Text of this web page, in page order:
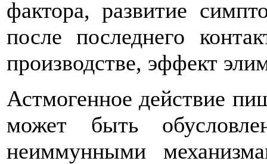
фактора, развитие
после последнего
производстве, эффект
Астмогенное действие
может быть
неиммунными